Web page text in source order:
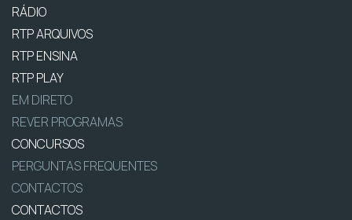
RÁDIO
RTP ARQUIVOS
RTP ENSINA
RTP PLAY
EM DIRETO
REVER PROGRAMAS
CONCURSOS
PERGUNTAS FREQUENTES
CONTACTOS
CONTACTOS